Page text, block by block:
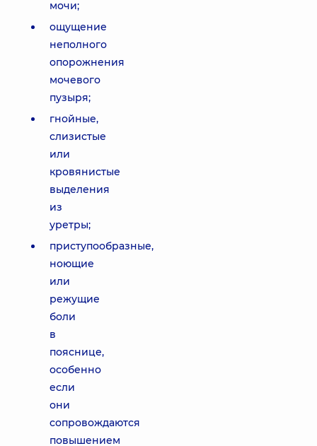
мочи;
ощущение
неполного
опорожнения
мочевого
пузыря;
гнойные,
слизистые
или
кровянистые
выделения
из
уретры;
приступообразные,
ноющие
или
режущие
боли
в
пояснице,
особенно
если
они
сопровождаются
повышением